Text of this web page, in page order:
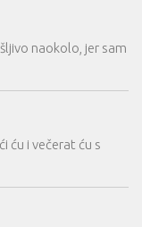
naokolo, jer sam
ću i večerat ću s